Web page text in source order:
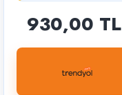
930,00 TL